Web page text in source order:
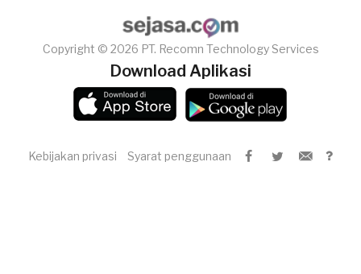
Copyright © 2026 PT. Recomn Technology Services
Download Aplikasi
Kebijakan privasi Syarat penggunaan